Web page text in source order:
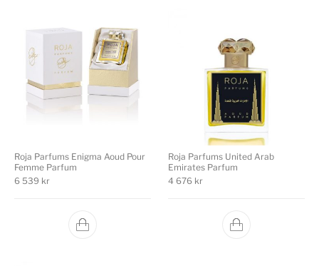
Roja Parfums Enigma Aoud Pour
Femme Parfum
6 539 kr
Roja Parfums United Arab
Emirates Parfum
4 676 kr